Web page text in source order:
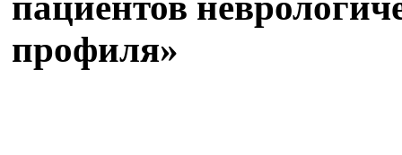
профиля»